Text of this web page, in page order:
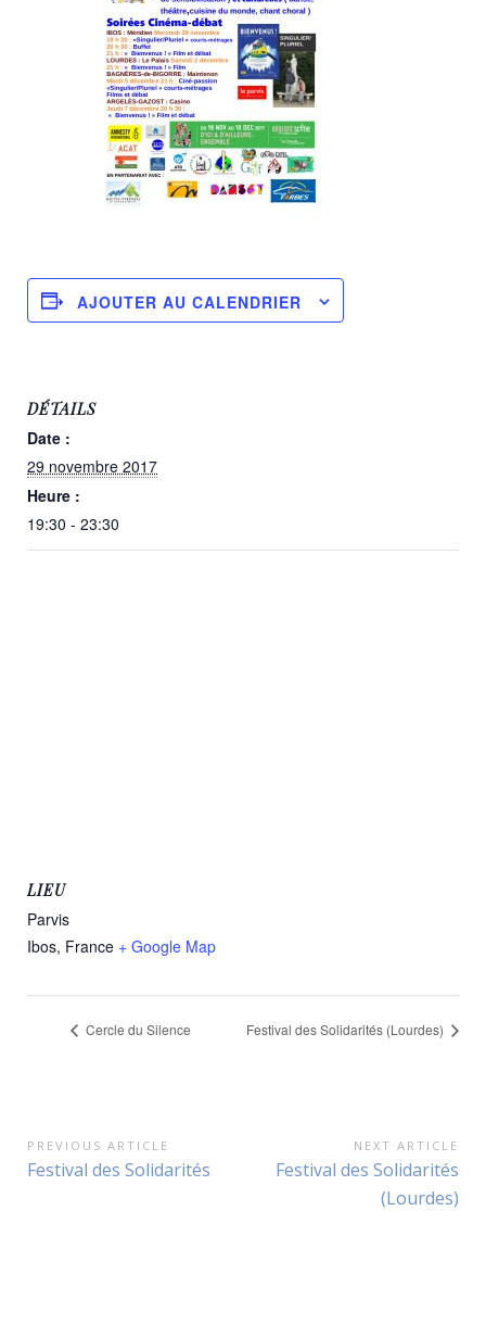
AJOUTER AU CALENDRIER
DÉTAILS
Date :
29 novembre 2017
Heure :
19:30 - 23:30
LIEU
Parvis
Ibos, France + Google Map
Cercle du Silence Festival des Solidarités (Lourdes)
Navigation
de
PREVIOUS ARTICLE
Previous
Festival des Solidarités
NEXT ARTICLE
Next
Festival des Solidarités
(Lourdes)